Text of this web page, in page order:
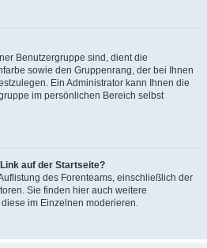
Benutzergruppe sind, dient die
sowie den Gruppenrang, der bei Ihnen
Ein Administrator kann Ihnen die
im persönlichen Bereich selbst
auf der Startseite?
des Forenteams, einschließlich der
Sie finden hier auch weitere
im Einzelnen moderieren.